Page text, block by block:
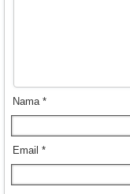
Nama *
Email *